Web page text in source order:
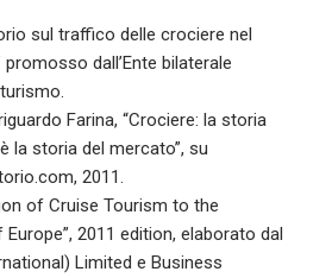
sul traffico delle crociere nel
promosso dall’Ente bilaterale
Farina, “Crociere: la storia
la storia del mercato”, su
2011.
of Cruise Tourism to the
2011 edition, elaborato dal
Limited e Business